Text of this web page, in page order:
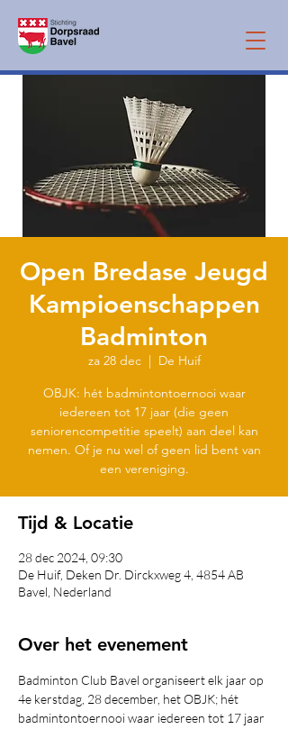
Open Bredase Jeugd
Kampioenschappen
Badminton
za 28 dec
  |
De Huif
OBJK: hét badmintontoernooi waar
iedereen tot 17 jaar (die geen
seniorencompetitie speelt) aan deel kan
nemen. Of je nu wel of geen lid bent van
een vereniging.
Tijd & Locatie
28 dec 2024, 09:30
De Huif, Deken Dr. Dirckxweg 4, 4854 AB
Bavel, Nederland
Over het evenement
Badminton Club Bavel organiseert elk jaar op
4e kerstdag, 28 december, het OBJK; hét
badmintontoernooi waar iedereen tot 17 jaar